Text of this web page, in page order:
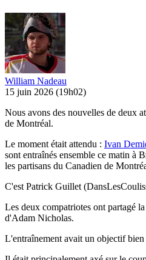
William Nadeau
15 juin 2026 (19h02)
Nous avons des nouvelles de deux
de Montréal.
Le moment était attendu : Ivan
sont entraînés ensemble ce matin à
les partisans du Canadien de
C'est Patrick Guillet
Les deux compatriotes ont partagé
d'Adam Nicholas.
L'entraînement avait un objectif bien